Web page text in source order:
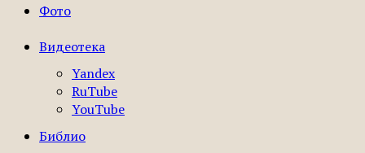
Фото
Видеотека
Yandex
RuTube
YouTube
Библио